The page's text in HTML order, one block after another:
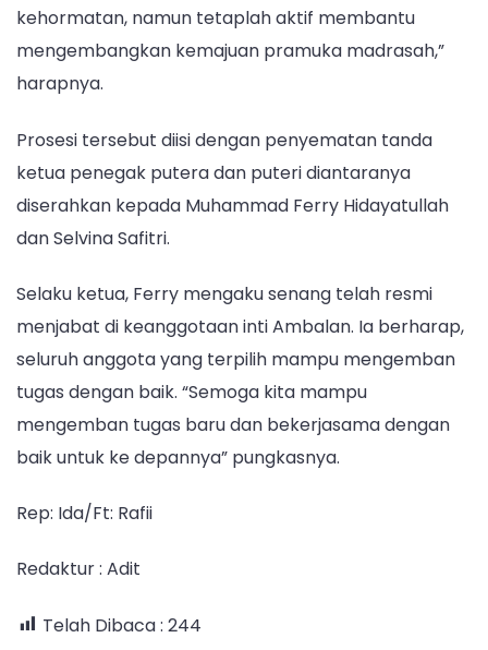
kehormatan, namun tetaplah aktif membantu
mengembangkan kemajuan pramuka madrasah,”
harapnya.
Prosesi tersebut diisi dengan penyematan tanda
ketua penegak putera dan puteri diantaranya
diserahkan kepada Muhammad Ferry Hidayatullah
dan Selvina Safitri.
Selaku ketua, Ferry mengaku senang telah resmi
menjabat di keanggotaan inti Ambalan. Ia berharap,
seluruh anggota yang terpilih mampu mengemban
tugas dengan baik. “Semoga kita mampu
mengemban tugas baru dan bekerjasama dengan
baik untuk ke depannya” pungkasnya.
Rep: Ida/Ft: Rafii
Redaktur : Adit
Telah Dibaca : 244